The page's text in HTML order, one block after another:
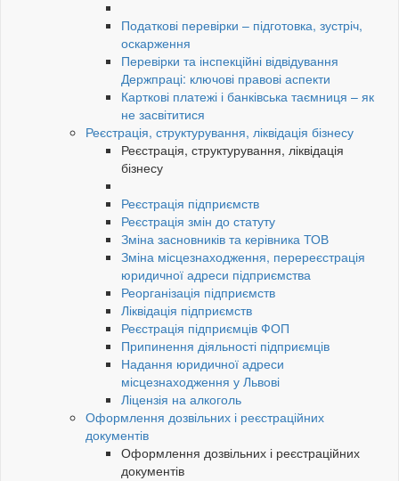
Податкові перевірки – підготовка, зустріч,
оскарження
Перевірки та інспекційні відвідування
Держпраці: ключові правові аспекти
Карткові платежі і банківська таємниця – як
не засвітитися
Реєстрація, структурування, ліквідація бізнесу
Реєстрація, структурування, ліквідація
бізнесу
Реєстрація підприємств
Реєстрація змін до статуту
Зміна засновників та керівника ТОВ
Зміна місцезнаходження, перереєстрація
юридичної адреси підприємства
Реорганізація підприємств
Ліквідація підприємств
Реєстрація підприємців ФОП
Припинення діяльності підприємців
Надання юридичної адреси
місцезнаходження у Львові
Ліцензія на алкоголь
Оформлення дозвільних і реєстраційних
документів
Оформлення дозвільних і реєстраційних
документів